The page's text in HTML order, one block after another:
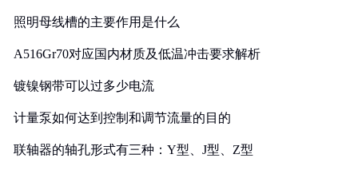
照明母线槽的主要作用是什么
A516Gr70对应国内材质及低温冲击要求解析
镀镍钢带可以过多少电流
计量泵如何达到控制和调节流量的目的
联轴器的轴孔形式有三种：Y型、J型、Z型